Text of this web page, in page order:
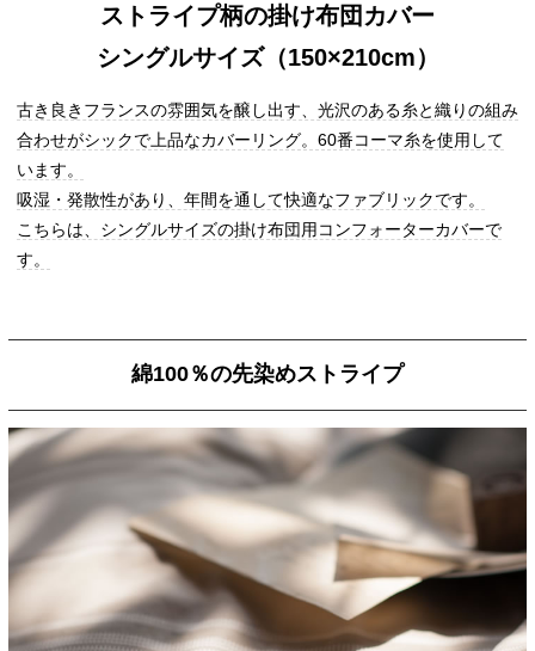
ストライプ柄の掛け布団カバー
シングルサイズ（150×210cm）
古き良きフランスの雰囲気を醸し出す、光沢のある糸と織りの組み
合わせがシックで上品なカバーリング。60番コーマ糸を使用して
います。
吸湿・発散性があり、年間を通して快適なファブリックです。
こちらは、シングルサイズの掛け布団用コンフォーターカバーで
す。
綿100％の先染めストライプ